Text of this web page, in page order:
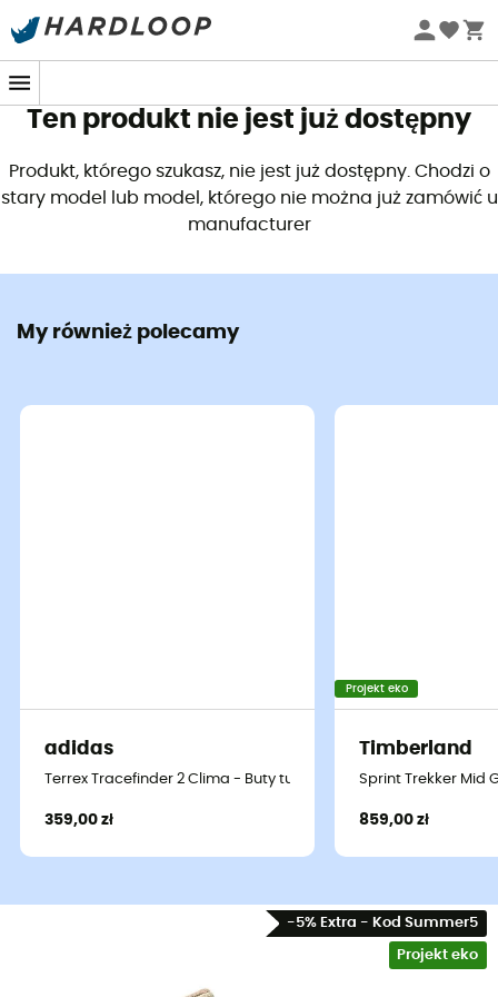
Letnie promocje 🔥 -5% DODATKOWO przy zakupie 2
Ten produkt nie jest już dostępny
Produkt, którego szukasz, nie jest już dostępny. Chodzi o
stary model lub model, którego nie można już zamówić u
manufacturer
My również polecamy
adidas
Terrex Tracefinder 2 Clima - Buty turystyczne meskie
359,00 zł
Projekt eko
Timberland
Sprint Trekker Mid
859,00 zł
-5% Extra - Kod Summer5
Projekt eko